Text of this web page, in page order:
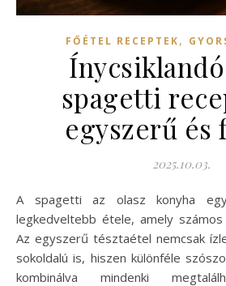
FŐÉTEL RECEPTEK,
spagetti
egyszerű és
2025.10.03.
A spagetti az olasz konyha egyik legismertebb és
legkedveltebb étele, amely számos
Az egyszerű tésztaétel nemcsak
sokoldalú is, hiszen különféle
kombinálva mindenki